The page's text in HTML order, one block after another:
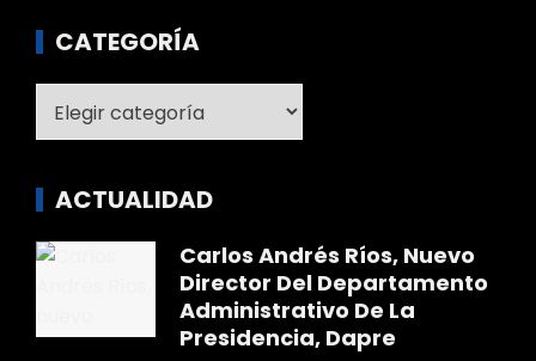
CATEGORÍA
ACTUALIDAD
Carlos Andrés Ríos, Nuevo
Director Del Departamento
Administrativo De La
Presidencia, Dapre